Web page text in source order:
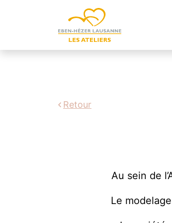
Retour
Au sein de
Le